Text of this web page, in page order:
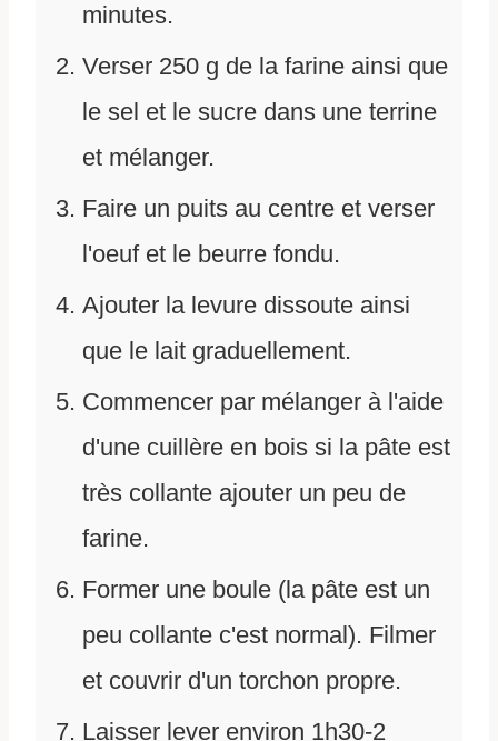
minutes.
Verser 250 g de la farine ainsi que
le sel et le sucre dans une terrine
et mélanger.
Faire un puits au centre et verser
l'oeuf et le beurre fondu.
Ajouter la levure dissoute ainsi
que le lait graduellement.
Commencer par mélanger à l'aide
d'une cuillère en bois si la pâte est
très collante ajouter un peu de
farine.
Former une boule (la pâte est un
peu collante c'est normal). Filmer
et couvrir d'un torchon propre.
Laisser lever environ 1h30-2